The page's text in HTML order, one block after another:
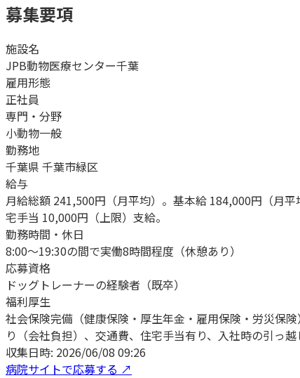
募集要項
施設名
JPB動物医療センター千葉
雇用形態
正社員
専門・分野
小動物一般
勤務地
千葉県 千葉市緑区
給与
月給総額 241,500円（月平均）。基本給 184,000円（月
宅手当 10,000円（上限）支給。
勤務時間・休日
8:00～19:30の間で実働8時間程度（休憩あり）
応募資格
ドッグトレーナーの経験者（既卒）
福利厚生
社会保険完備（健康保険・厚生年金・雇用保険・労災保
り（会社負担）、交通費、住宅手当有り、入社時の引っ
収集日時: 2026/06/08 09:26
病院サイトで応募する ↗